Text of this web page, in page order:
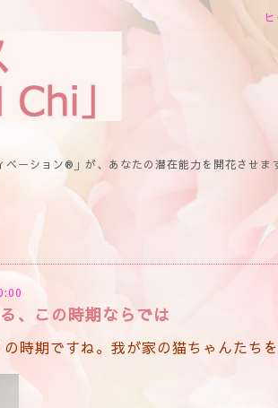
ーション®」が、あなたの潜在能力を開花させま
、この時期ならでは
の時期ですね。我が家の猫ちゃんたち